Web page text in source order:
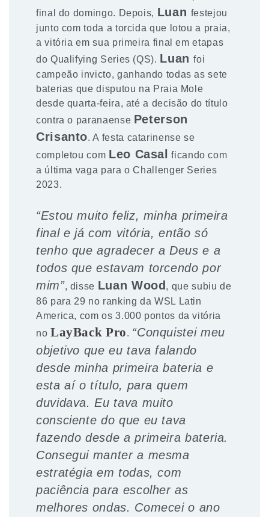
final do domingo. Depois, Luan festejou
junto com toda a torcida que lotou a praia,
a vitória em sua primeira final em etapas
do Qualifying Series (QS). Luanfoi
campeão invicto, ganhando todas as sete
baterias que disputou na Praia Mole
desde quarta-feira, até a decisão do título
contra o paranaense Peterson
Crisanto. A festa catarinense se
completou com Leo Casal ficando com
a última vaga para o Challenger Series
2023.
“Estou muito feliz, minha primeira
final e já com vitória, então só
tenho que agradecer a Deus e a
todos que estavam torcendo por
mim”, disse Luan Wood, que subiu de
86 para 29 no ranking da WSL Latin
America, com os 3.000 pontos da vitória
no LayBack Pro. “Conquistei meu
objetivo que eu tava falando
desde minha primeira bateria e
esta aí o título, para quem
duvidava. Eu tava muito
consciente do que eu tava
fazendo desde a primeira bateria.
Consegui manter a mesma
estratégia em todas, com
paciência para escolher as
melhores ondas. Comecei o ano